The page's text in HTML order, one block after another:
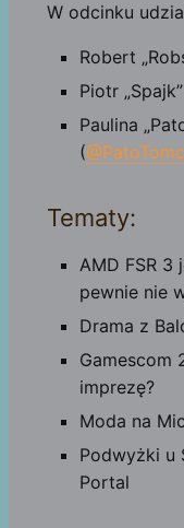
W odcinku
Robert
Piotr
Paulina
(
Tematy:
AMD FSR 3
pewnie nie
Drama z
Gamescom
imprezę?
Moda na
Podwyżki u
Portal